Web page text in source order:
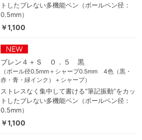
トしたブレない多機能ペン（ボールペン径：
0.5mm）
￥1,100
ブレン４＋Ｓ ０．５ 黒
（ボール径0.5mm＋シャープ0.5mm 4色（黒・
赤・青・緑インク）＋シャープ）
ストレスなく集中して書ける“筆記振動”をカッ
トしたブレない多機能ペン（ボールペン径：
0.5mm）
￥1,100